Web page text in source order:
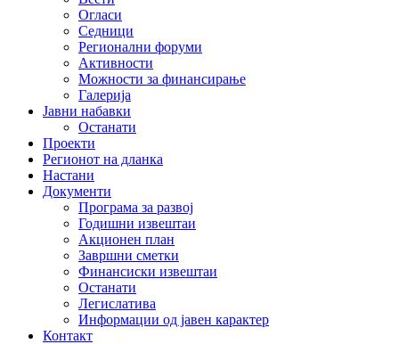
Огласи
Седници
Регионални форуми
Активности
Можности за финансирање
Галерија
Јавни набавки
Останати
Проекти
Регионот на дланка
Настани
Документи
Програма за развој
Годишни извештаи
Акционен план
Завршни сметки
Финансиски извештаи
Останати
Легислатива
Информации од јавен карактер
Контакт